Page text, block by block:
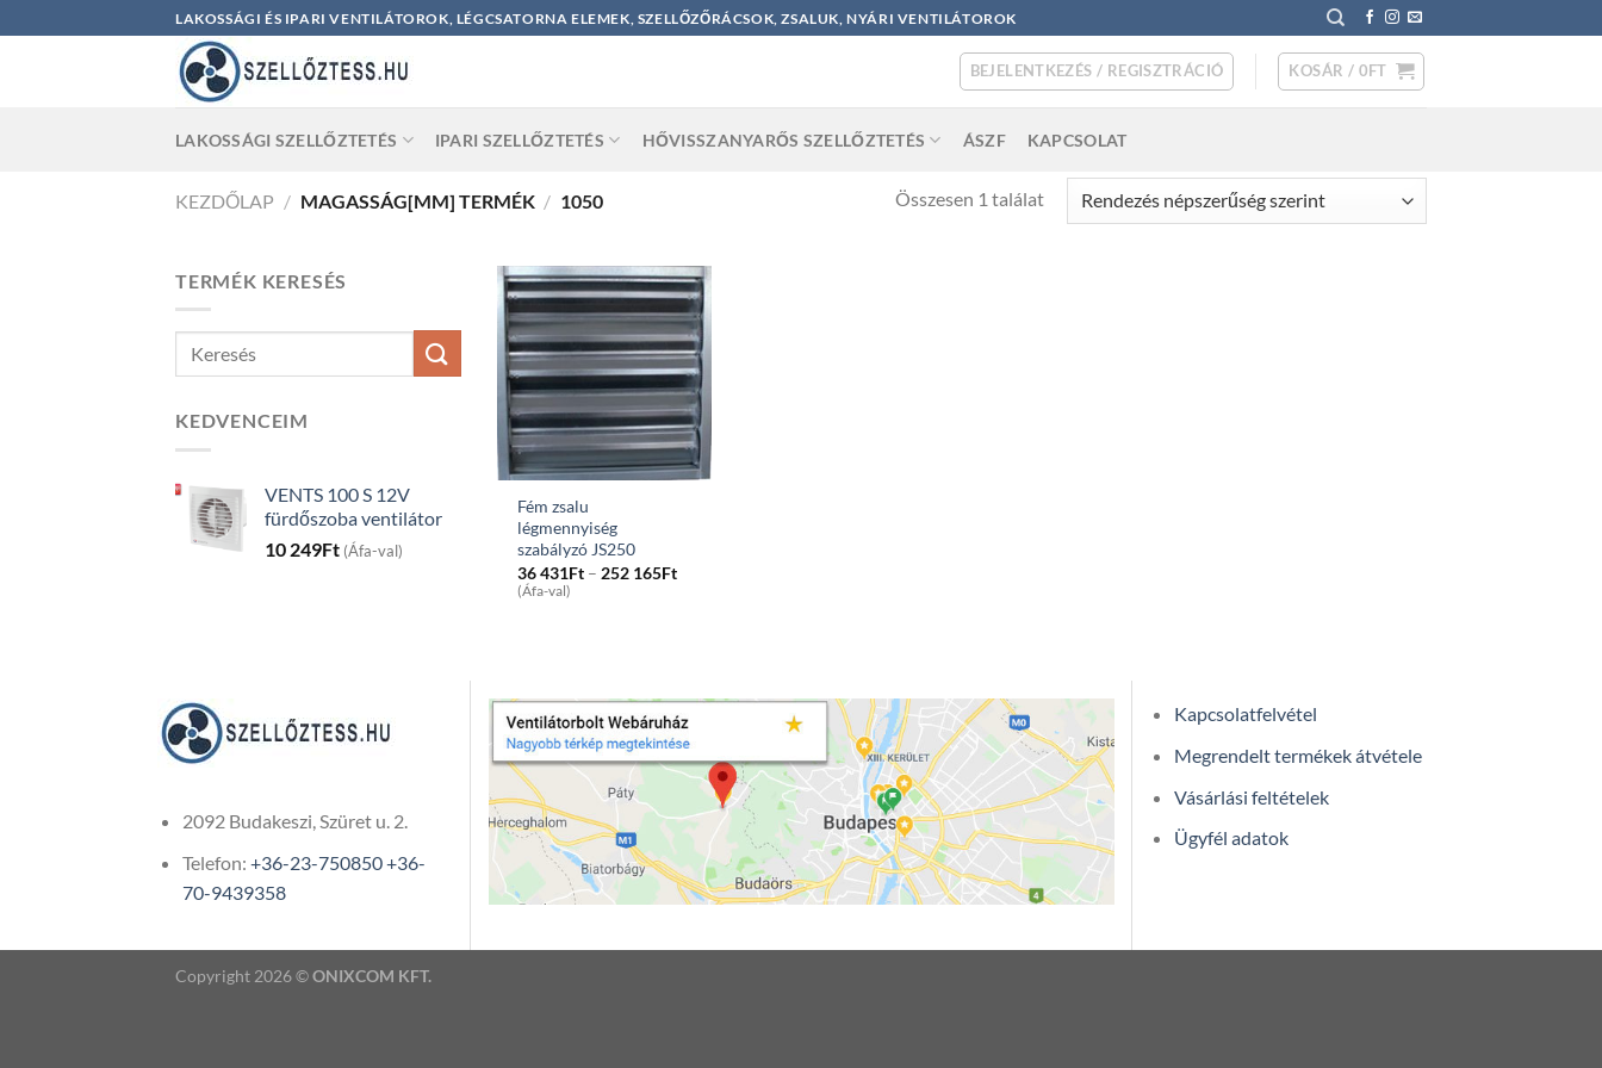
to
LAKOSSÁGI ÉS IPARI VENTILÁTOROK, LÉGCSATORNA ELEMEK, SZELLŐZŐRÁCSOK, ZSALUK, NYÁRI VENTILÁTOROK
BEJELENTKEZÉS / REGISZTRÁCIÓ KOSÁR / 0FT
LAKOSSÁGI SZELLŐZTETÉS IPARI SZELLŐZTETÉS HŐVISSZANYARŐS SZELLŐZTETÉS ÁSZF KAPCSOLAT
KEZDŐLAP / MAGASSÁG[MM] TERMÉK / 1050 Összesen 1 találat
TERMÉK KERESÉS
KEDVENCEIM
VENTS 100 S 12V
fürdőszoba ventilátor
10 249Ft (Áfa-val)
Fém zsalu
légmennyiség
szabályzó JS250
36 431Ft – 252 165FtPrice
(Áfa-val)
2092 Budakeszi, Szüret u. 2.
Telefon: +36-23-750850+36-
70-9439358
Kapcsolatfelvétel
Megrendelt termékek átvétele
Vásárlási feltételek
Ügyfél adatok
Copyright 2026 ©ONIXCOM KFT.